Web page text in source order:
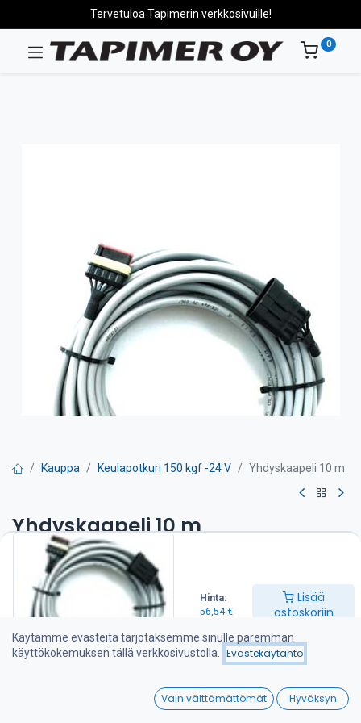
Hinta:
56,54€
Lisää
ostoskoriin
Wishlist
Tervetuloa Tapimerin verkkosivuille!
0
Kauppa Keulapotkuri 150 kgf -24 V Yhdyskaapeli 10 m
Yhdyskaapeli 10 m
56,54€
Lisää ostoskoriin
Lisää toivelistalle
Käytämme evästeitä tarjotaksemme sinulle paremman
käyttökokemuksen tällä verkkosivustolla.
Evästekäytäntö
Vain välttämättömät Hyväksyn